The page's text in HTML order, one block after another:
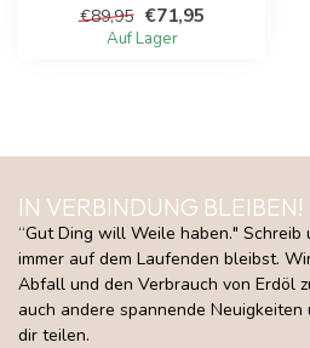
€89,95 €71,95
Auf Lager
IN VERBINDUNG BLEIBEN!
“Gut Ding will Weile haben." Schreib
immer auf dem Laufenden bleibst.
Abfall und den Verbrauch von Erdöl
auch andere spannende
dir teilen.